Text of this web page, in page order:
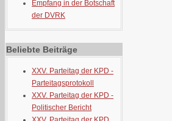
Empfang in der Botschaft
der DVRK
Beliebte Beiträge
XXV. Parteitag der KPD -
Parteitagsprotokoll
XXV. Parteitag der KPD -
Politischer Bericht